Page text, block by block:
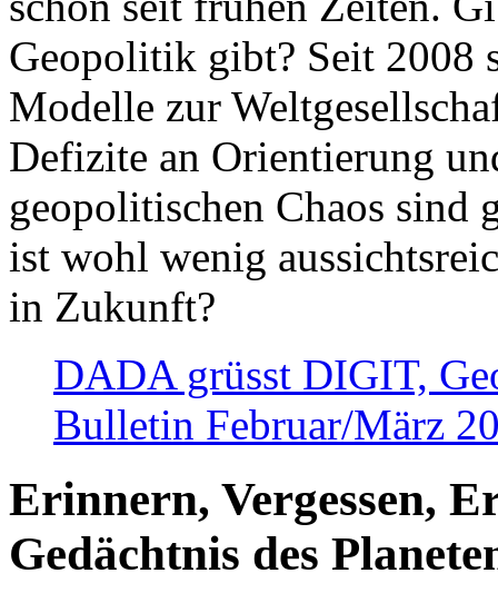
Geopolitik gibt? Seit 2008
Modelle zur
Defizite an Orientierung
geopolitischen Chaos sind
ist wohl wenig
in Zukunft?
DADA grüsst DIGIT,
Bulletin Februar/März
Erinnern, Vergessen,
Gedächtnis des